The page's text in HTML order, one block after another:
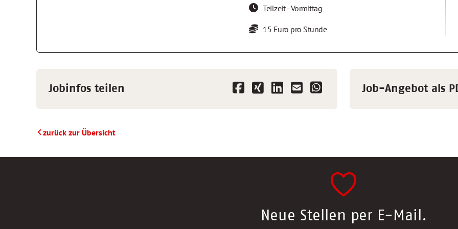
Teilzeit - Vormittag
15 Euro pro Stunde
Jobinfos teilen Job-Angebot als
zurück zur Übersicht
Neue Stellen per E-Mail.